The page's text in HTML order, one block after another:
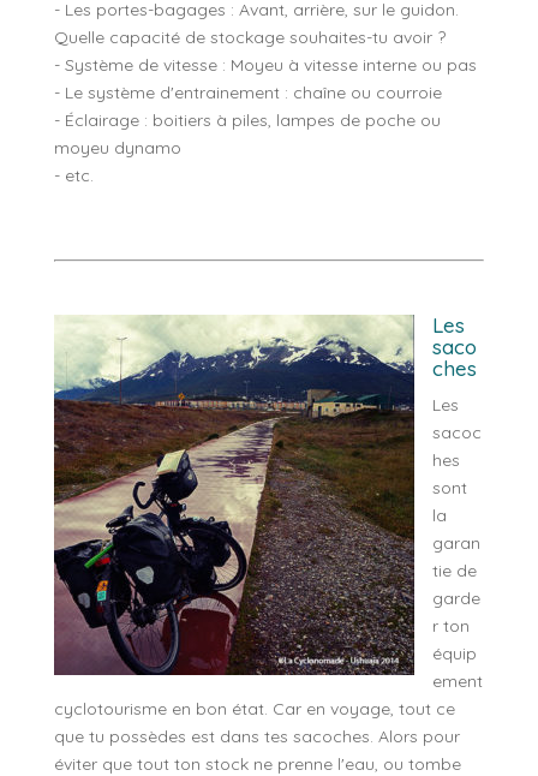
- Les portes-bagages : Avant, arrière, sur le guidon.
Quelle capacité de stockage souhaites-tu avoir ?
- Système de vitesse : Moyeu à vitesse interne ou pas
- Le système d'entrainement : chaîne ou courroie
- Éclairage : boitiers à piles, lampes de poche ou
moyeu dynamo
- etc.
Les
saco
ches
Les
sacoc
hes
sont
la
garan
tie de
garde
r ton
équip
ement
cyclotourisme en bon état. Car en voyage, tout ce
que tu possèdes est dans tes sacoches. Alors pour
éviter que tout ton stock ne prenne l'eau, ou tombe